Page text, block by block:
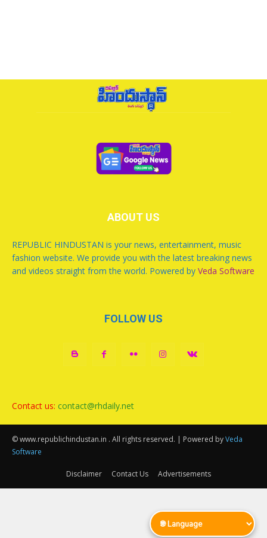
ABOUT US
REPUBLIC HINDUSTAN is your news, entertainment, music
fashion website. We provide you with the latest breaking news
and videos straight from the world. Powered by Veda Software
FOLLOW US
Contact us: contact@rhdaily.net
© www.republichindustan.in . All rights reserved. | Powered byVeda
Software
Disclaimer Contact Us Advertisements